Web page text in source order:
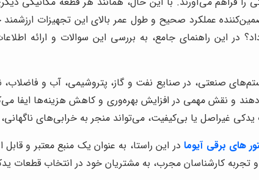
عملکرد صحیح و طول عمر بالای این تجهیزات
در این راهنمای جامع، به بررسی این سوالات و ارائه
صنعتی، در صنایع نفت و گاز، پتروشیمی، آب و فاضلاب،
می‌دهند و نقش مهمی در افزایش بهره‌وری و کاهش هزینه‌ها
یدکی غیراصل یا بی‌کیفیت، می‌تواند منجر به خرابی‌های
های برقی آیومادر این راستا، به عنوان یک منبع معتبر و
کارشناسان مجرب، به مشتریان خود در انتخاب قطعات